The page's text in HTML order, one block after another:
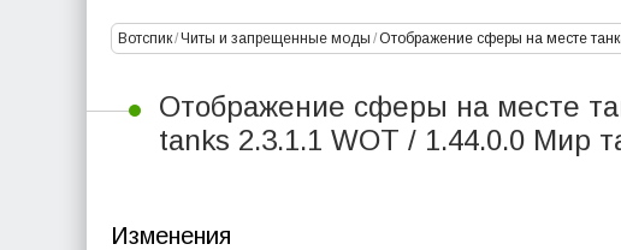
Вотспик/Читы и запрещенные моды /Отображение сферы на месте
Отображение сферы на месте
tanks 2.3.1.1 WOT / 1.44.0.0 Мир
Изменения